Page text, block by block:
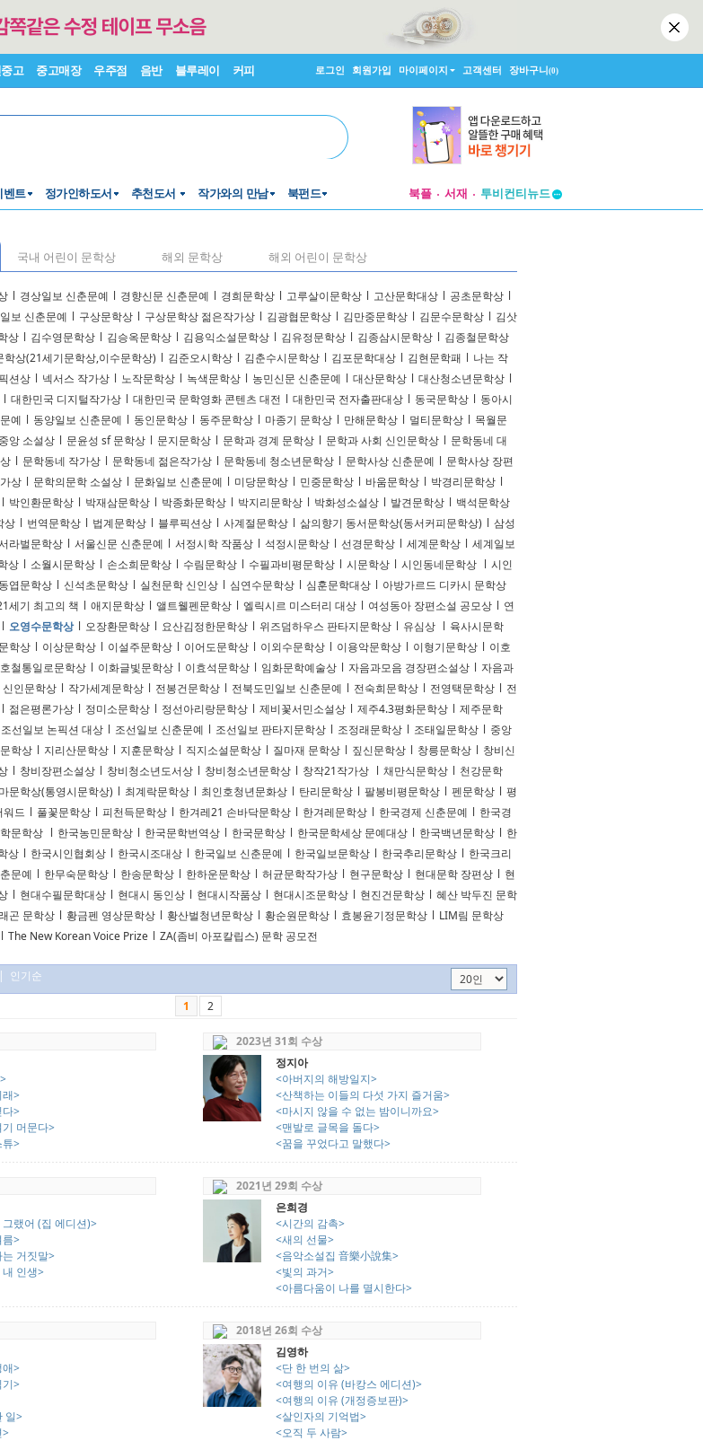
고 중고매장 우주점 음반 블루레이 커피 로그인 회원가입 마이페이지 고객센터 장바구니(0)
벤트 정가인하도서 추천도서 작가와의 만남 북펀드 북플 서재
투비컨티뉴드
국내 어린이 문학상 해외 문학상 해외 어린이 문학상
l 경상일보 신춘문예 l 경향신문 신춘문예 l 경희문학상 l 고루살이문학상 l 고산문학대상 l 공초문학상 l
보 신춘문예 l 구상문학상 l 구상문학상 젊은작가상 l 김광협문학상 l 김만중문학상 l 김문수문학상 l 김삿
상 l 김수영문학상 l 김승옥문학상 l 김용익소설문학상 l 김유정문학상 l 김종삼시문학상 l 김종철문학상
학상(21세기문학상,이수문학상) l 김준오시학상 l 김춘수시문학상 l 김포문학대상 l 김현문학패 l 나는 작
션상 l 넥서스 작가상 l 노작문학상 l 녹색문학상 l 농민신문 신춘문예 l 대산문학상 l 대산청소년문학상 l
l 대한민국 디지털작가상 l 대한민국 문학영화 콘텐츠 대전 l 대한민국 전자출판대상 l 동국문학상 l 동아시
예 l 동양일보 신춘문예 l 동인문학상 l 동주문학상 l 마종기 문학상 l 만해문학상 l 멀티문학상 l 목월문
앙 소설상 l 문윤성 sf 문학상 l 문지문학상 l 문학과 경계 문학상 l 문학과 사회 신인문학상 l 문학동네 대
l 문학동네 작가상 l 문학동네 젊은작가상 l 문학동네 청소년문학상 l 문학사상 신춘문예 l 문학사상 장편
상 l 문학의문학 소설상 l 문화일보 신춘문예 l 미당문학상 l 민중문학상 l 바움문학상 l 박경리문학상 l
l 박인환문학상 l 박재삼문학상 l 박종화문학상 l 박지리문학상 l 박화성소설상 l 발견문학상 l 백석문학상
상 l 번역문학상 l 법계문학상 l 블루픽션상 l 사계절문학상 l 삶의향기 동서문학상(동서커피문학상) l 삼성
라벌문학상 l 서울신문 신춘문예 l 서정시학 작품상 l 석정시문학상 l 선경문학상 l 세계문학상 l 세계일보
상 l 소월시문학상 l 손소희문학상 l 수림문학상 l 수필과비평문학상 l 시문학상 l 시인동네문학상 l 시인
엽문학상 l 신석초문학상 l 실천문학 신인상 l 심연수문학상 l 심훈문학대상 l 아방가르드 디카시 문학상
세기 최고의 책 l 애지문학상 l 앨트웰펜문학상 l 엘릭시르 미스터리 대상 l 여성동아 장편소설 공모상 l 연
l 오영수문학상 l 오장환문학상 l 요산김정한문학상 l 위즈덤하우스 판타지문학상 l 유심상 l 육사시문학
학상 l 이상문학상 l 이설주문학상 l 이어도문학상 l 이외수문학상 l 이용악문학상 l 이형기문학상 l 이호
철통일로문학상 l 이화글빛문학상 l 이효석문학상 l 임화문학예술상 l 자음과모음 경장편소설상 l 자음과
인문학상 l 작가세계문학상 l 전봉건문학상 l 전북도민일보 신춘문예 l 전숙희문학상 l 전영택문학상 l 전
l 젊은평론가상 l 정미소문학상 l 정선아리랑문학상 l 제비꽃서민소설상 l 제주4.3평화문학상 l 제주문학
조선일보 논픽션 대상 l 조선일보 신춘문예 l 조선일보 판타지문학상 l 조정래문학상 l 조태일문학상 l 중앙
학상 l 지리산문학상 l 지훈문학상 l 직지소설문학상 l 질마재 문학상 l 짚신문학상 l 창릉문학상 l 창비신
l 창비장편소설상 l 창비청소년도서상 l 창비청소년문학상 l 창작21작가상 l 채만식문학상 l 천강문학
문학상(통영시문학상) l 최계락문학상 l 최인호청년문화상 l 탄리문학상 l 팔봉비평문학상 l 펜문학상 l 평
워드 l 풀꽃문학상 l 피천득문학상 l 한겨레21 손바닥문학상 l 한겨레문학상 l 한국경제 신춘문예 l 한국경
문학상 l 한국농민문학상 l 한국문학번역상 l 한국문학상 l 한국문학세상 문예대상 l 한국백년문학상 l 한
상 l 한국시인협회상 l 한국시조대상 l 한국일보 신춘문예 l 한국일보문학상 l 한국추리문학상 l 한국크리
문예 l 한무숙문학상 l 한송문학상 l 한하운문학상 l 허균문학작가상 l 현구문학상 l 현대문학 장편상 l 현
l 현대수필문학대상 l 현대시 동인상 l 현대시작품상 l 현대시조문학상 l 현진건문학상 l 혜산 박두진 문학
곤 문학상 l 황금펜 영상문학상 l 황산벌청년문학상 l 황순원문학상 l 효봉윤기정문학상 l LIM림 문학상
l The New Korean Voice Prize l ZA(좀비 아포칼립스) 문학 공모전
| 인기순
1
2
래>
다>
머문다>
튜>
2023년 31회 수상
정지아
<아버지의 해방일지>
<산책하는 이들의 다섯 가지 즐거움>
<마시지 않을 수 없는 밤이니까요>
<맨발로 글목을 돌다>
<꿈을 꾸었다고 말했다>
랬어 (집 에디션)>
름>
거짓말>
인생>
2021년 29회 수상
은희경
<시간의 감촉>
<새의 선물>
<음악소설집 音樂小說集>
<빛의 과거>
<아름다움이 나를 멸시한다>
애>
기>
일>
>
2018년 26회 수상
김영하
<단 한 번의 삶>
<여행의 이유 (바캉스 에디션)>
<여행의 이유 (개정증보판)>
<살인자의 기억법>
<오직 두 사람>